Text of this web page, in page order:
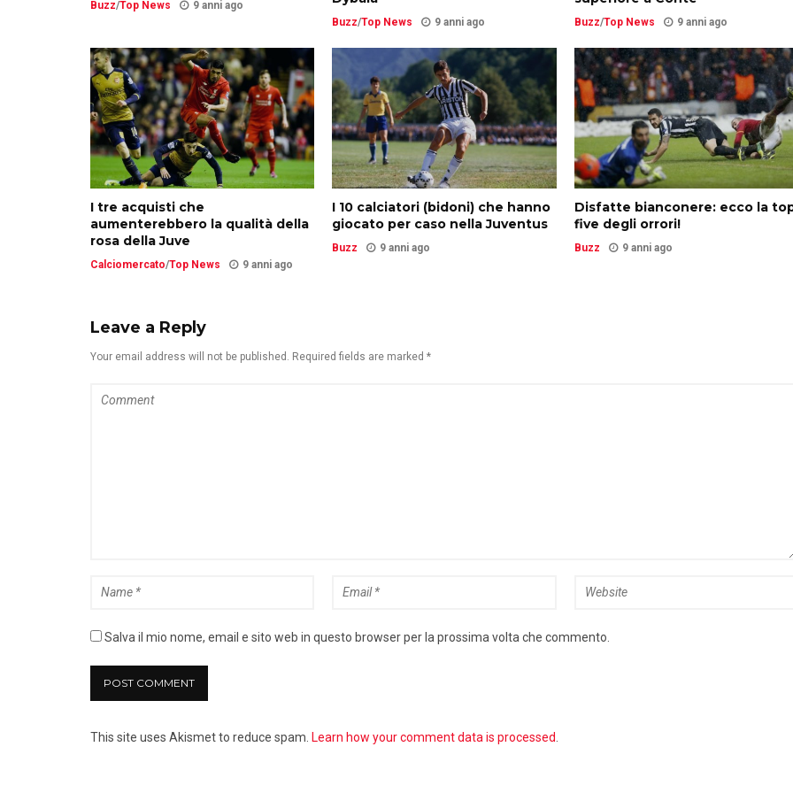
Buzz/Top News 9 anni ago
Buzz/Top News 9 anni ago Buzz/Top News 9 anni ago
I tre acquisti che
aumenterebbero la qualità della
rosa della Juve
Calciomercato/Top News 9 anni ago
I 10 calciatori (bidoni) che hanno
giocato per caso nella Juventus
Buzz 9 anni ago
Disfatte bianconere: ecco la
five degli orrori!
Buzz 9 anni ago
Leave a Reply
Your email address will not be published. Required fields are marked *
Salva il mio nome, email e sito web in questo browser per la prossima volta che commento.
This site uses Akismet to reduce spam. Learn how your comment data is processed